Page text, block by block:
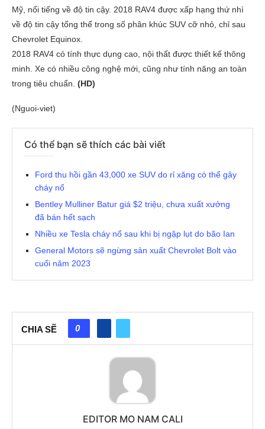
Mỹ, nổi tiếng về độ tin cậy. 2018 RAV4 được xấp hạng thứ nhì
về độ tin cậy tổng thể trong số phân khúc SUV cỡ nhỏ, chỉ sau
Chevrolet Equinox.
2018 RAV4 có tính thực dụng cao, nội thất được thiết kế thông
minh. Xe có nhiều công nghệ mới, cũng như tính năng an toàn
trong tiêu chuẩn. (HD)
(Nguoi-viet)
Có thể bạn sẽ thích các bài viết
Ford thu hồi gần 43,000 xe SUV do rỉ xăng có thể gây
cháy nổ
Bentley Mulliner Batur giá $2 triệu, chưa xuất xưởng
đã bán hết sạch
Nhiều xe Tesla cháy nổ sau khi bị ngập lụt do bão Ian
General Motors sẽ ngừng sản xuất Chevrolet Bolt vào
cuối năm 2023
CHIA SẼ 0
EDITOR MO NAM CALI